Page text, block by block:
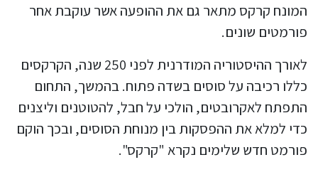
המונח קרקס מתאר גם את ההופעה אשר עוקבת אחר
פורמטים שונים.
לאורך ההיסטוריה המודרנית לפני 250 שנה, הקרקסים
כללו רכיבה על סוסים בשדה פתוח. בהמשך, התחום
התפתח לאקרובטים, הולכי על חבל, להטוטנים וליצנים
כדי למלא את ההפסקות בין מנוחת הסוסים, ובכך הוקם
פורמט חדש שלימים נקרא "קרקס".